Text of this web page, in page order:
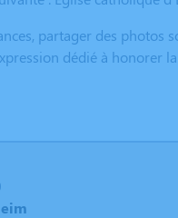
partager des photos
dédié à honorer la